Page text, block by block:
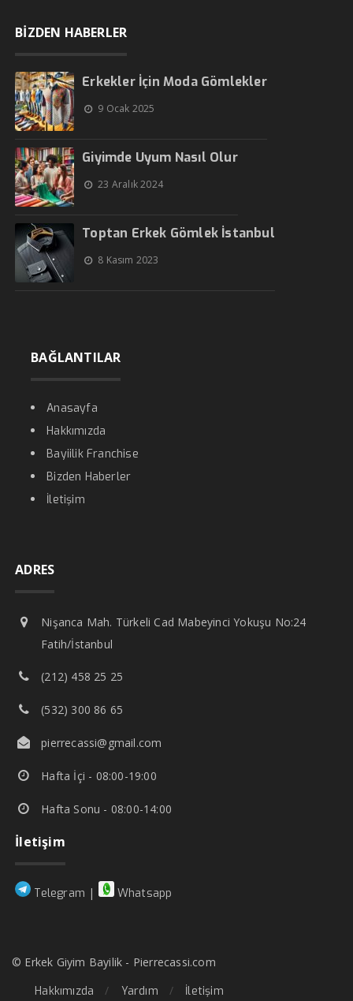
BİZDEN HABERLER
Erkekler İçin Moda Gömlekler
9 Ocak 2025
Giyimde Uyum Nasıl Olur
23 Aralık 2024
Toptan Erkek Gömlek İstanbul
8 Kasım 2023
BAĞLANTILAR
Anasayfa
Hakkımızda
Bayiilik Franchise
Bizden Haberler
İletişim
ADRES
Nişanca Mah. Türkeli Cad Mabeyinci Yokuşu No:24
Fatih/İstanbul
(212) 458 25 25
(532) 300 86 65
pierrecassi@gmail.com
Hafta İçi - 08:00-19:00
Hafta Sonu - 08:00-14:00
İletişim
Telegram | Whatsapp
© Erkek Giyim Bayilik - Pierrecassi.com
Hakkımızda
Yardım İletişim